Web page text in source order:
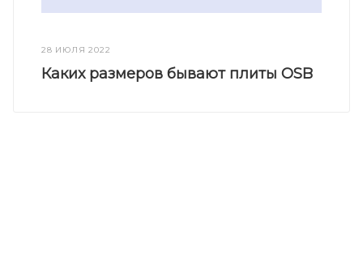
28 ИЮЛЯ 2022
Каких размеров бывают плиты OSB